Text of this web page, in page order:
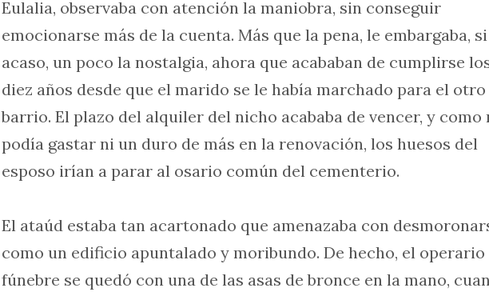
Eulalia, observaba con atención la maniobra, sin conseguir
emocionarse más de la cuenta. Más que la pena, le embargaba, si
acaso, un poco la nostalgia, ahora que acababan de cumplirse
diez años desde que el marido se le había marchado para el otro
barrio. El plazo del alquiler del nicho acababa de vencer, y como
podía gastar ni un duro de más en la renovación, los huesos del
esposo irían a parar al osario común del cementerio.
El ataúd estaba tan acartonado que amenazaba con
como un edificio apuntalado y moribundo. De hecho, el operario
fúnebre se quedó con una de las asas de bronce en la mano,